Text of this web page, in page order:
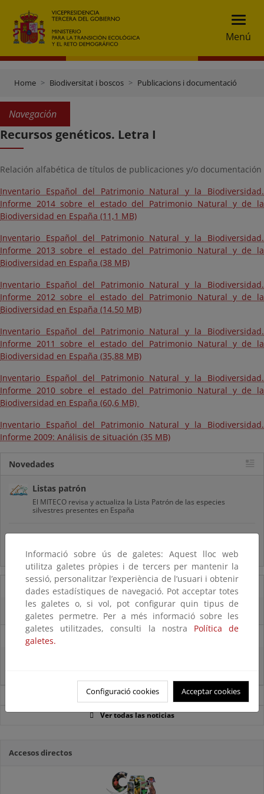
Menú
Home Biodiversitat i boscos Publicacions i documentació
Navegación
Recursos genéticos. Letra I
Relación alfabética de títulos de publicaciones y/o documentación
Inventario Español del Patrimonio Natural y la Biodiversidad.
Informe 2014 sobre el estado del Patrimonio Natural y de la
Biodiversidad en España (11,1 MB)
Inventario Español del Patrimonio Natural y la Biodiversidad.
Informe 2013 sobre el estado del Patrimonio Natural y de la
Biodiversidad en España (38 MB)
Inventario Español del Patrimonio Natural y la Biodiversidad.
Informe 2012 sobre el estado del Patrimonio Natural y de la
Biodiversidad en España (14.50 MB)
Inventario Español del Patrimonio Natural y la Biodiversidad.
Informe 2011 sobre el estado del Patrimonio Natural y de la
Biodiversidad en España (35,88 MB)
Inventario Español del Patrimonio Natural y la Biodiversidad.
Informe 2010 sobre el estado del Patrimonio Natural y de la
Biodiversidad en España (60,6 MB)
Inventario Español del Patrimonio Natural y la Biodiversidad.
Informe 2009: Análisis de situación (35 MB)
Novedades
Listas patrón
El MITECO revisa y actualiza la Lista Patrón de las especies
silvestres presentes en España
Acceso a los recursos genéticos y reparto de beneficios
07/08/2025
El censo de aves del Parque Nacional de las Tablas bate récords históricos
27/06/2025
Noticias sobre Biodiversidad
Ver todas las noticias
Accesos directos
Informació sobre ús de galetes: Aquest lloc web
utilitza galetes pròpies i de tercers per mantenir la
sessió, personalitzar l’experiència de l’usuari i obtenir
dades estadístiques de navegació. Pot acceptar totes
les galetes o, si vol, pot configurar quin tipus de
galetes permetre. Per a més informació sobre les
galetes utilitzades, consulti la nostra Política de
galetes.
Configuració cookies Acceptar cookies